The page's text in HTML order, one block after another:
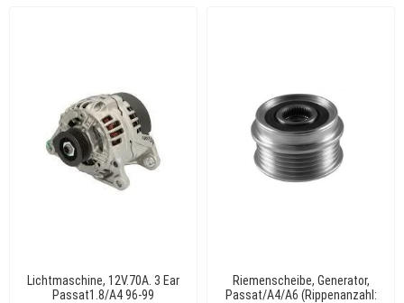
Lichtmaschine, 12V.70A. 3 Ear
Passat1.8/A4 96-99
Riemenscheibe, Generator,
Passat/A4/A6 (Rippenanzahl: